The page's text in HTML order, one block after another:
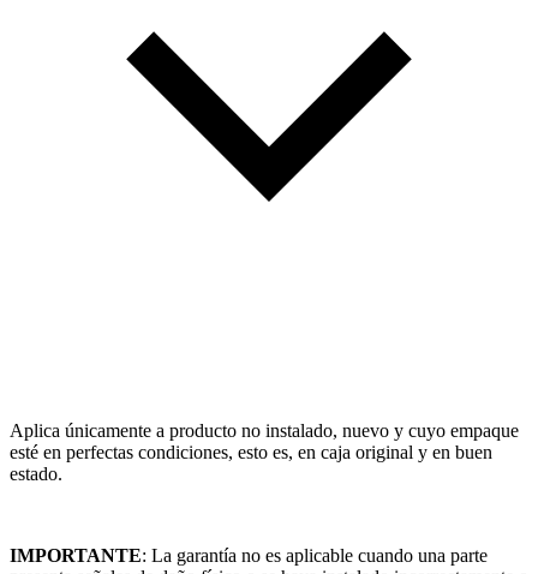
Aplica únicamente a producto no instalado, nuevo y cuyo empaque
esté en perfectas condiciones, esto es, en caja original y en buen
estado.
IMPORTANTE: La garantía no es aplicable cuando una parte